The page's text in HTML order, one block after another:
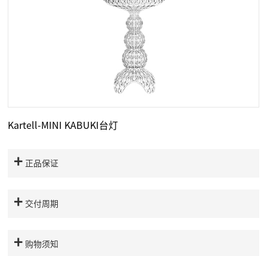
Kartell-MINI KABUKI台灯
正品保证
交付周期
购物须知